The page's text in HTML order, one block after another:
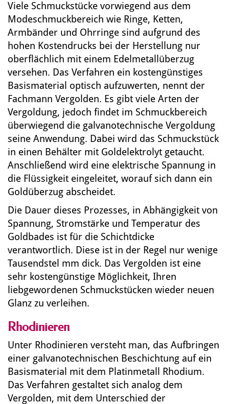
Viele Schmuckstücke vorwiegend aus dem
Modeschmuckbereich wie Ringe, Ketten,
Armbänder und Ohrringe sind aufgrund des
hohen Kostendrucks bei der Herstellung nur
oberflächlich mit einem Edelmetallüberzug
versehen. Das Verfahren ein kostengünstiges
Basismaterial optisch aufzuwerten, nennt der
Fachmann Vergolden. Es gibt viele Arten der
Vergoldung, jedoch findet im Schmuckbereich
überwiegend die galvanotechnische Vergoldung
seine Anwendung. Dabei wird das Schmuckstück
in einen Behälter mit Goldelektrolyt getaucht.
Anschließend wird eine elektrische Spannung in
die Flüssigkeit eingeleitet, worauf sich dann ein
Goldüberzug abscheidet.
Die Dauer dieses Prozesses, in Abhängigkeit von
Spannung, Stromstärke und Temperatur des
Goldbades ist für die Schichtdicke
verantwortlich. Diese ist in der Regel nur wenige
Tausendstel mm dick. Das Vergolden ist eine
sehr kostengünstige Möglichkeit, Ihren
liebgewordenen Schmuckstücken wieder neuen
Glanz zu verleihen.
Rhodinieren
Unter Rhodinieren versteht man, das Aufbringen
einer galvanotechnischen Beschichtung auf ein
Basismaterial mit dem Platinmetall Rhodium.
Das Verfahren gestaltet sich analog dem
Vergolden, mit dem Unterschied der